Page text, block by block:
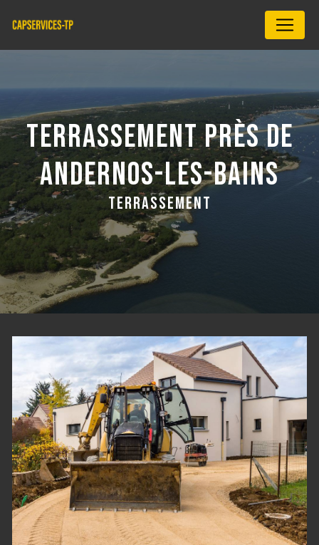
TERRASSEMENT PRÈS DE
ANDERNOS-LES-BAINS
TERRASSEMENT